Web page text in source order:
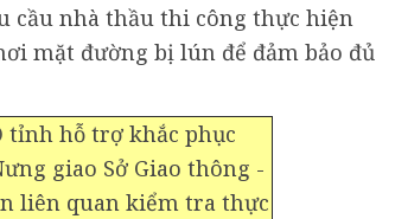
cầu nhà thầu thi công thực hiện
mặt đường bị lún để đảm bảo đủ
tỉnh hỗ trợ khắc phục
giao Sở Giao thông -
liên quan kiểm tra thực